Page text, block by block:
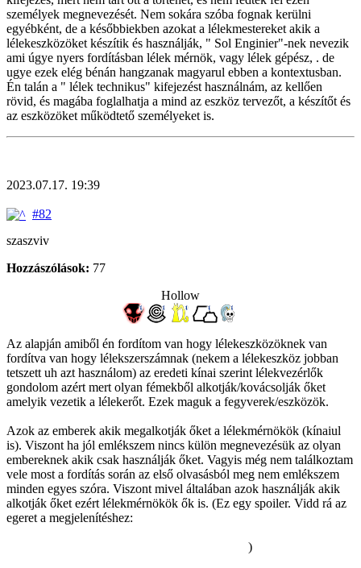
személyek megnevezését. Nem sokára szóba fognak kerülni
egyébként, de a későbbiekben azokat a lélekmestereket akik a
lélekeszközöket készítik és használják, " Sol Enginier"-nek nevezik
ami úgye nyers fordításban lélek mérnök, vagy lélek gépész, . de
ugye ezek elég bénán hangzanak magyarul ebben a kontextusban.
Én talán a " lélek technikus" kifejezést használnám, az kellően
rövid, és magába foglalhatja a mind az eszköz tervezőt, a készítőt és
az eszközöket működtető személyeket is.
2023.07.17. 19:39
#82
szaszviv
Hozzászólások: 77
Hollow
Az alapján amiből én fordítom van hogy lélekeszközöknek van
fordítva van hogy lélekszerszámnak (nekem a lélekeszköz jobban
tetszett uh azt használom) az eredeti kínai szerint lélekvezérlők
gondolom azért mert olyan fémekből alkotják/kovácsolják őket
amelyik vezetik a lélekerőt. Ezek maguk a fegyverek/eszközök.
Azok az emberek akik megalkotják őket a lélekmérnökök (kínaiul
is). Viszont ha jól emlékszem nincs külön megnevezésük az olyan
embereknek akik csak használják őket. Vagyis még nem találkoztam
vele most a fordítás során az első olvasásból meg nem emlékszem
minden egyes szóra. Viszont mivel általában azok használják akik
alkotják őket ezért lélekmérnökök ők is. (Ez egy spoiler. Vidd rá az
egeret a megjelenítéshez:
)